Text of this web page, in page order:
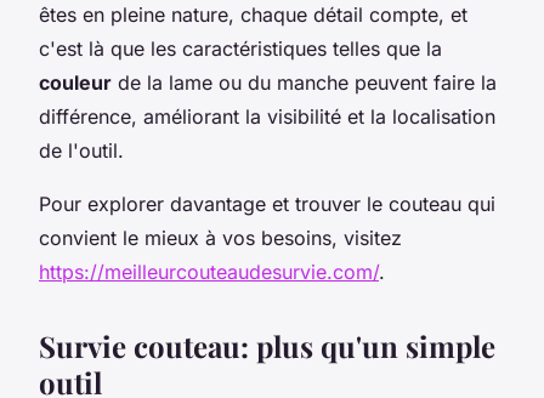
êtes en pleine nature, chaque détail compte, et
c'est là que les caractéristiques telles que la
couleur de la lame ou du manche peuvent faire la
différence, améliorant la visibilité et la localisation
de l'outil.
Pour explorer davantage et trouver le couteau qui
convient le mieux à vos besoins, visitez
https://meilleurcouteaudesurvie.com/.
Survie couteau: plus qu'un simple
outil